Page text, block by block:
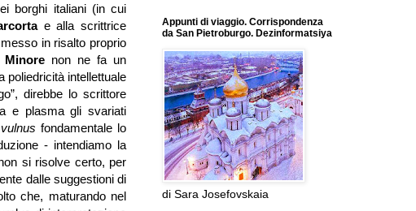
borghi italiani (in cui
e alla scrittrice
in risalto proprio
Minore non ne fa un
poliedricità intellettuale
direbbe lo scrittore
e plasma gli svariati
vulnus fondamentale lo
- intendiamo la
si risolve certo, per
dalle suggestioni di
che, maturando nel
Appunti di viaggio. Corrispondenza
da San Pietroburgo. Dezinformatsiya
di Sara Josefovskaia